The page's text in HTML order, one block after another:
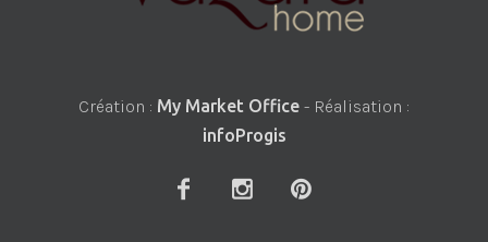
Création : My Market Office - Réalisation :
infoProgis